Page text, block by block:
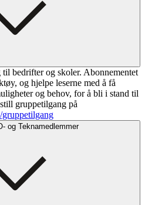
bedrifter og skoler. Abonnementet
og hjelpe leserne med å få
og behov, for å bli i stand til
gruppetilgang på
gruppetilgang
og Teknamedlemmer